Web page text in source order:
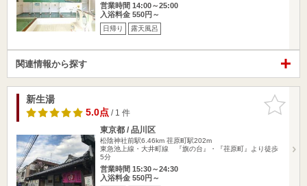
営業時間 14:00～25:00
入浴料金 550円～
日帰り 露天風呂
関連情報から探す
お気に入
りに追加
新生湯
5.0点/ 1 件
東京都 / 品川区
松陰神社前駅6.46km 荏原町駅202m
東急池上線・大井町線 『旗の台』・『荏原町』より徒歩
5分
営業時間 15:30～24:30
入浴料金 550円～